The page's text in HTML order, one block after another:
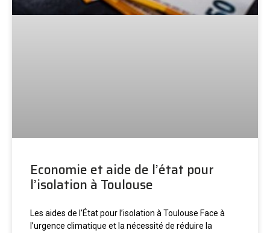
Economie et aide de l’état pour
l’isolation à Toulouse
Les aides de l’État pour l’isolation à Toulouse Face à
l’urgence climatique et la nécessité de réduire la